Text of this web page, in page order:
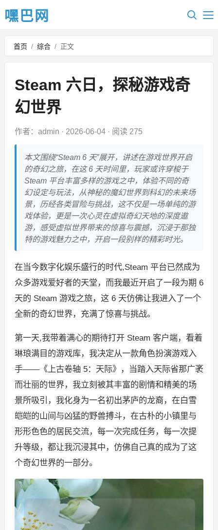
嘿巴网
首页 / 综合 / 正文
Steam 六日，探秘游戏奇
幻世界
作者：admin · 2026-06-04· 阅读 275
本文围绕“Steam 6 天”展开，讲述在游戏世界开启
的奇幻之旅，在这 6 天时间里，玩家或许穿梭于
Steam 平台丰富多样的游戏之中，体验不同的奇
幻设定与玩法，从神秘的魔幻世界到科幻的未来场
景，历经各类冒险与挑战，这不仅是一场单纯的游
戏体验，更是一次心灵在虚拟奇幻天地的深度遨
游，感受虚拟世界带来的惊喜与震撼，沉浸于那独
特的游戏魅力之中，开启一段别样的精彩时光。
在当今数字化娱乐盛行的时代,Steam 平台已然成为
众多游戏爱好者的天堂，而我最近开启了一段为期 6
天的 Steam 游戏之旅，这 6 天仿佛让我进入了一个
全新的奇幻世界，充满了惊喜与挑战。
第一天,我带着满心的期待打开 Steam 客户端，看着
琳琅满目的游戏库，我决定从一款角色扮演游戏入
手——《上古卷轴 5：天际》，当踏入天际省那广袤
而壮丽的世界，我立刻被其丰富的剧情和精美的场
景所吸引，我化身为一名初出茅庐的龙裔，在白雪
皑皑的山间与凶猛的野兽搏斗，在古朴的小镇里与
形形色色的居民交流，每一次完成任务，每一次提
升等级，都让我沉浸其中，仿佛自己真的成为了这
个奇幻世界的一部分。